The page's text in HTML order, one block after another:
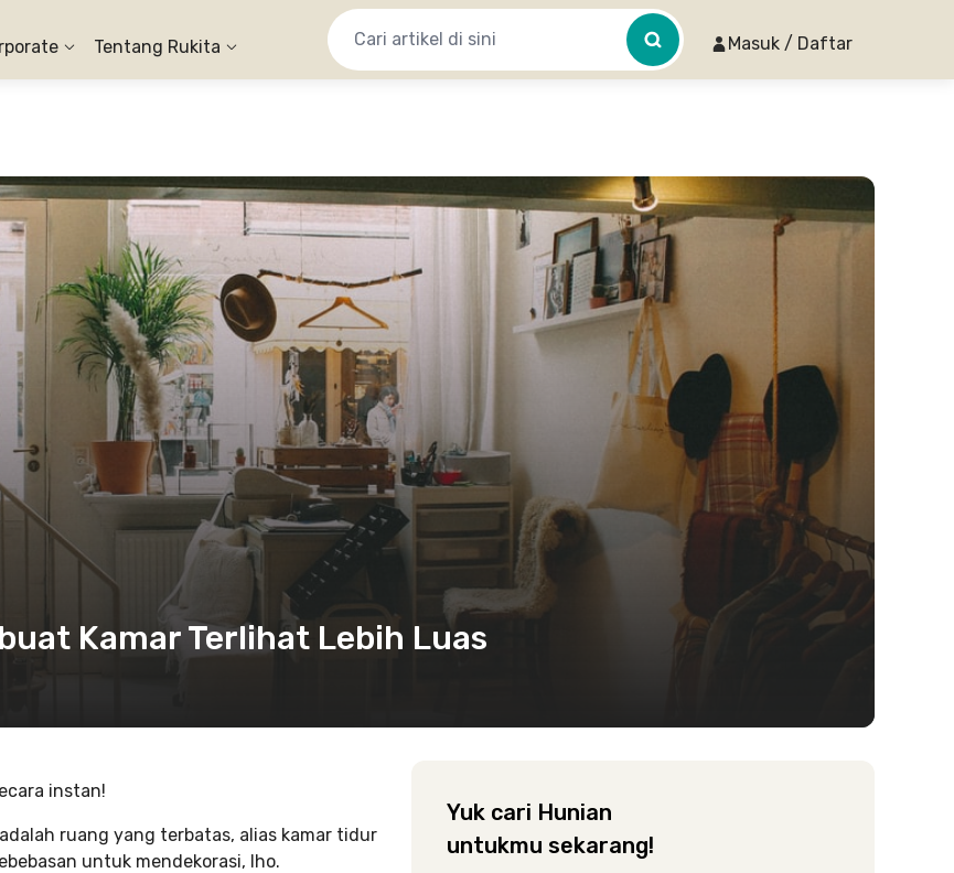
Tentang Rukita Masuk / Daftar
Kamar Terlihat Lebih Luas
instan!
ruang yang terbatas, alias kamar tidur
untuk mendekorasi, lho.
Yuk cari Hunian
untukmu sekarang!